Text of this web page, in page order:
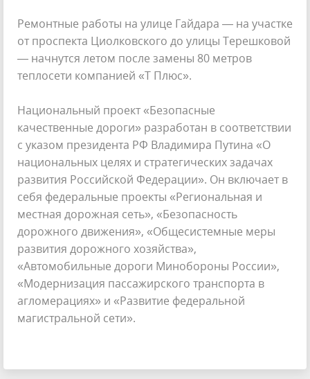
Ремонтные работы на улице Гайдара — на участке
от проспекта Циолковского до улицы Терешковой
— начнутся летом после замены 80 метров
теплосети компанией «Т Плюс».
Национальный проект «Безопасные
качественные дороги» разработан в соответствии
с указом президента РФ Владимира Путина «О
национальных целях и стратегических задачах
развития Российской Федерации». Он включает в
себя федеральные проекты «Региональная и
местная дорожная сеть», «Безопасность
дорожного движения», «Общесистемные меры
развития дорожного хозяйства»,
«Автомобильные дороги Минобороны России»,
«Модернизация пассажирского транспорта в
агломерациях» и «Развитие федеральной
магистральной сети».